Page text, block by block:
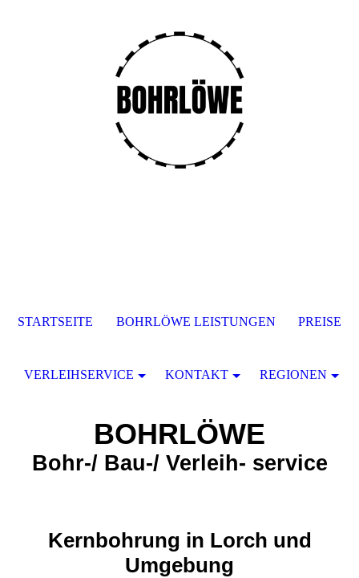
BOHRLÖWE
Bohr-/ Bau-/ Verleih- service
Kernbohrung in Lorch und
Umgebung
STARTSEITE BOHRLÖWE LEISTUNGEN PREISE
VERLEIHSERVICE KONTAKT REGIONEN